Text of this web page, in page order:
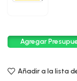
Agregar
Añadir a la lista